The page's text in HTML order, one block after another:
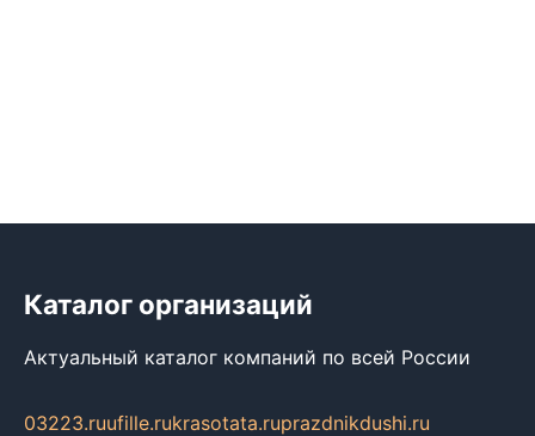
Каталог организаций
Актуальный каталог компаний по всей России
03223.ruufille.rukrasotata.ruprazdnikdushi.ru